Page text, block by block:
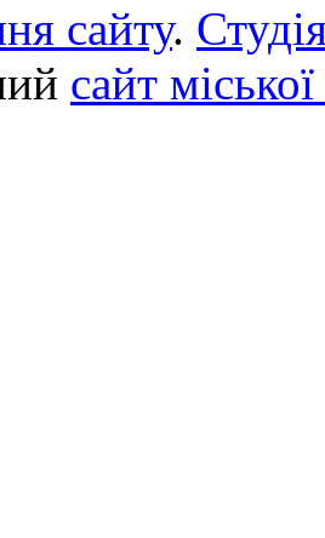
сайту.
сайт